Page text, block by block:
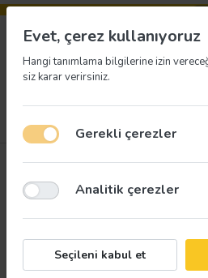
Evet, çerez kullanıyoruz
Hangi tanımlama bilgilerine izin
siz karar verirsiniz.
Gerekli çerezler
Analitik çerezler
Seçileni kabul et